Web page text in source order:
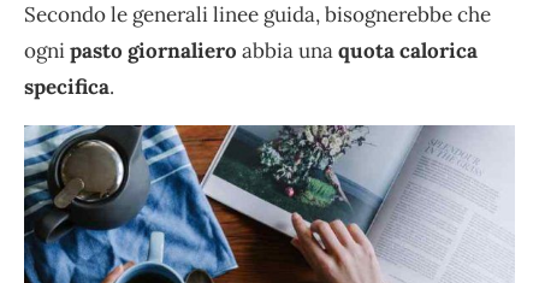
Secondo le generali linee guida, bisognerebbe che
ognipasto giornaliero abbia unaquota calorica
specifica.